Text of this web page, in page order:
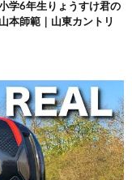
学6年生りょうすけ君の
本師範｜山東カントリ